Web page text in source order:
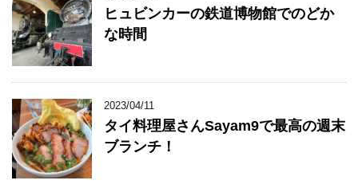
ヒュビンカーの鉄道博物館でのどか
な時間
2023/04/11
タイ料理屋さんSayam9で最高の週末
ブランチ！